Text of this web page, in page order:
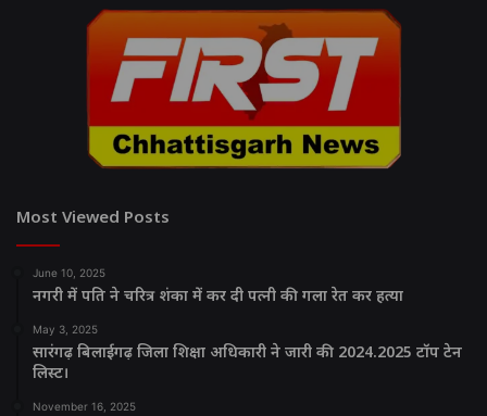
Most Viewed Posts
June 10, 2025
नगरी में पति ने चरित्र शंका में कर दी पत्नी की गला रेत कर हत्या
May 3, 2025
सारंगढ़ बिलाईगढ़ जिला शिक्षा अधिकारी ने जारी की 2024.2025 टॉप टेन
लिस्ट।
November 16, 2025